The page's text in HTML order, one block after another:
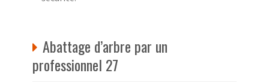
Abattage d’arbre par un
professionnel 27